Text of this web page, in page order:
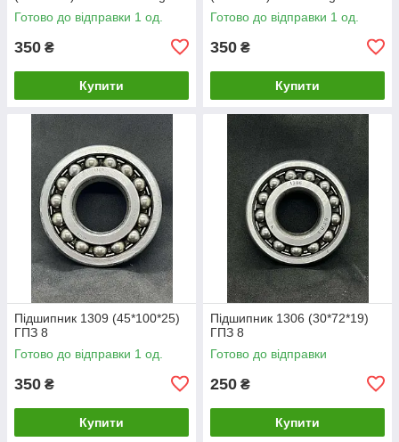
Готово до відправки 1 од.
350 ₴
Купити
Готово до відправки 1 од.
350 ₴
Купити
Підшипник 1309 (45*100*25)
ГПЗ 8
Готово до відправки 1 од.
350 ₴
Купити
Підшипник 1306 (30*72*19)
ГПЗ 8
Готово до відправки
250 ₴
Купити